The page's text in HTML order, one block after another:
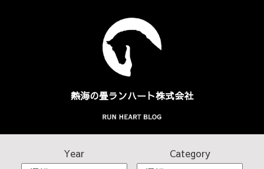
熱海の畳ランハート株式会社
Year Category